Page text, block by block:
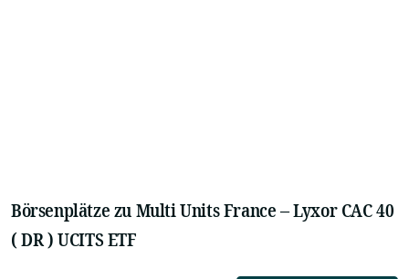
Börsenplätze zu Multi Units France – Lyxor CAC 40
( DR ) UCITS ETF